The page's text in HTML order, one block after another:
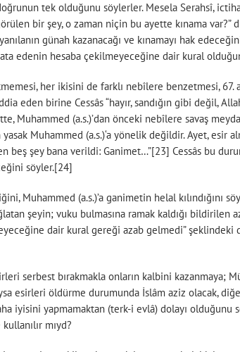
tek olduğunu söylerler. Mesela Serahsî,
bir şey, o zaman niçin bu ayette kınama var?”
günah kazanacağı ve kınamayı hak
edenin hesaba çekilmeyeceğine dair kural
her ikisini de farklı nebîlere benzetmesi, 67.
eden birine Cessâs “hayır, sandığın gibi değil,
Muhammed (a.s.)’dan önceki nebîlere savaş
Muhammed (a.s.)‘a yönelik değildir. Ayet, esir
şey bana verildi: Ganimet…”[23] Cessâs bu
söyler.[24]
Muhammed (a.s.)’a ganimetin helal kılındığını
şeyin; vuku bulmasına ramak kaldığı bildirilen
dair kural gereği azab gelmedi” şeklindeki
serbest bırakmakla onların kalbini kazanmaya;
esirleri öldürme durumunda İslâm aziz olacak,
iyisini yapmamaktan (terk-i evlâ) dolayı olduğunu
mıyd?